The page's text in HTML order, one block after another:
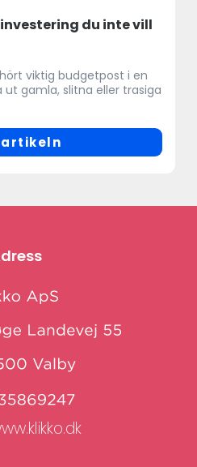
du inte vill
viktig budgetpost i en
gamla, slitna eller trasiga
artikeln